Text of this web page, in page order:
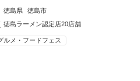
徳島県
徳島市
徳島ラーメン認定店20店舗
ルメ・フードフェス